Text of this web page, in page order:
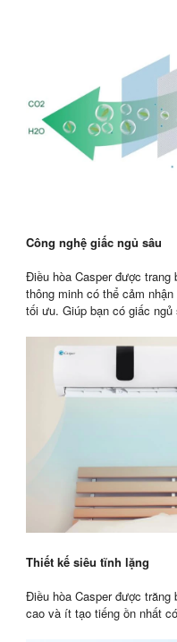
Công nghệ giấc ngủ sâu
Điều hòa Casper được
thông minh có thể cảm
tối ưu. Giúp bạn có giấc
Thiết kế siêu tĩnh lặng
Điều hòa Casper được trăng
cao và ít tạo tiếng ồn nhất